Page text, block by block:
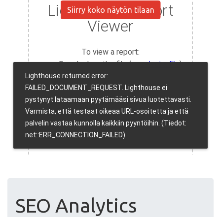
Siirry koko näytön tilaan
SEO Analytics